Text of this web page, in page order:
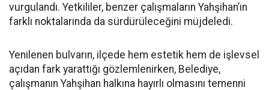
vurgulandı. Yetkililer, benzer çalışmaların Yahşihan’ın
farklı noktalarında da sürdürüleceğini müjdeledi.
Yenilenen bulvarın, ilçede hem estetik hem de işlevsel
açıdan fark yarattığı gözlemlenirken, Belediye,
çalışmanın Yahşihan halkına hayırlı olmasını temenni